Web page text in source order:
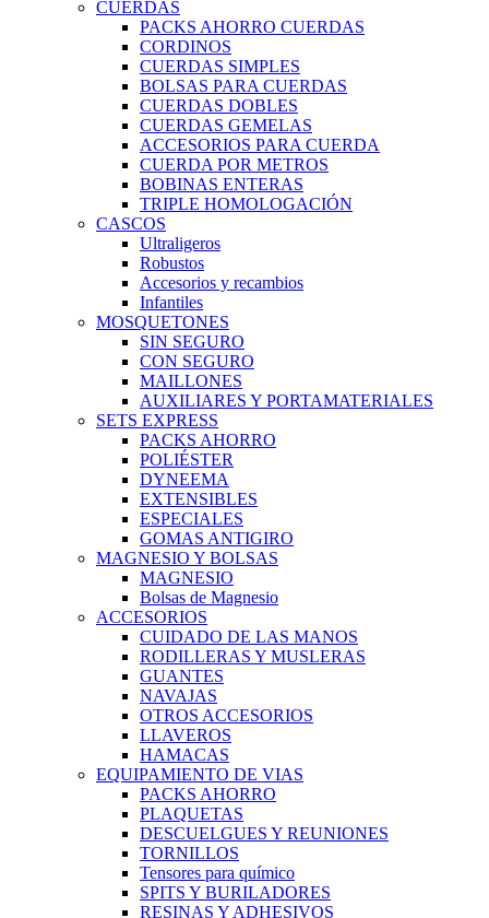
CUERDAS
PACKS AHORRO CUERDAS
CORDINOS
CUERDAS SIMPLES
BOLSAS PARA CUERDAS
CUERDAS DOBLES
CUERDAS GEMELAS
ACCESORIOS PARA CUERDA
CUERDA POR METROS
BOBINAS ENTERAS
TRIPLE HOMOLOGACIÓN
CASCOS
Ultraligeros
Robustos
Accesorios y recambios
Infantiles
MOSQUETONES
SIN SEGURO
CON SEGURO
MAILLONES
AUXILIARES Y PORTAMATERIALES
SETS EXPRESS
PACKS AHORRO
POLIÉSTER
DYNEEMA
EXTENSIBLES
ESPECIALES
GOMAS ANTIGIRO
MAGNESIO Y BOLSAS
MAGNESIO
Bolsas de Magnesio
ACCESORIOS
CUIDADO DE LAS MANOS
RODILLERAS Y MUSLERAS
GUANTES
NAVAJAS
OTROS ACCESORIOS
LLAVEROS
HAMACAS
EQUIPAMIENTO DE VIAS
PACKS AHORRO
PLAQUETAS
DESCUELGUES Y REUNIONES
TORNILLOS
Tensores para químico
SPITS Y BURILADORES
RESINAS Y ADHESIVOS